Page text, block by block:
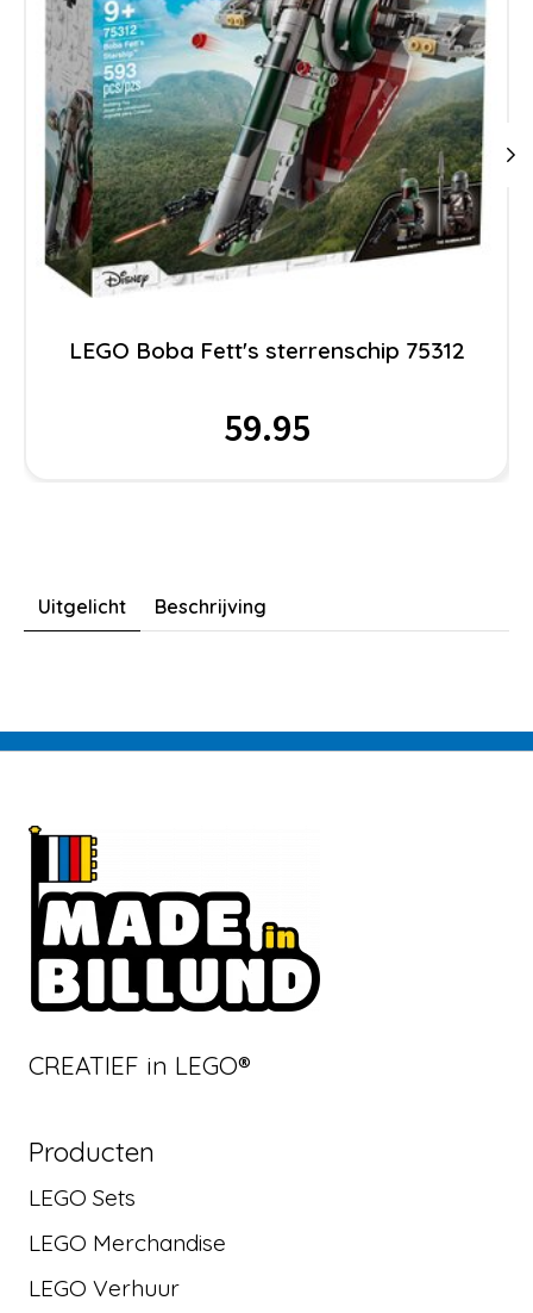
LEGO Boba Fett's sterrenschip 75312
59.95
Uitgelicht Beschrijving
CREATIEF in LEGO®
Producten
LEGO Sets
LEGO Merchandise
LEGO Verhuur